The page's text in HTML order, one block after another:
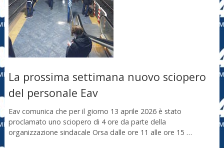
La prossima settimana nuovo sciopero
del personale Eav
Eav comunica che per il giorno 13 aprile 2026 è stato
proclamato uno sciopero di 4 ore da parte della
organizzazione sindacale Orsa dalle ore 11 alle ore 15 …